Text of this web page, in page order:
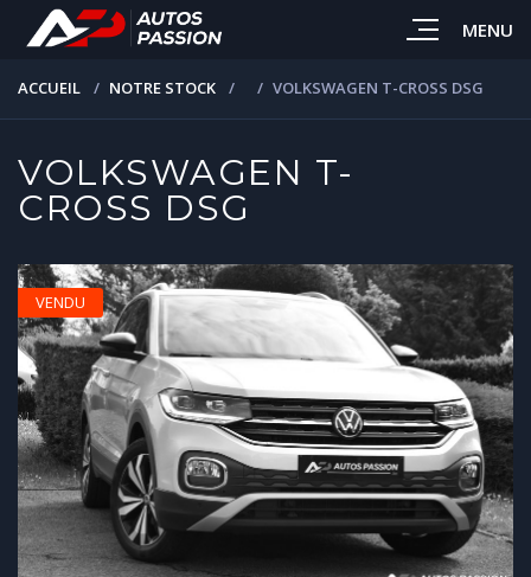
MENU
ACCUEIL NOTRE STOCK VOLKSWAGEN T-CROSS DSG
VOLKSWAGEN T-
CROSS DSG
VENDU